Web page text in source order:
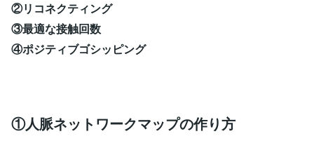
②リコネクティング
③最適な接触回数
④ポジティブゴシッピング
①人脈ネットワークマップの作り方